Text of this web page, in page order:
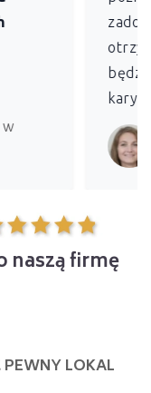
w
kary
naszą firmę
LOKAL